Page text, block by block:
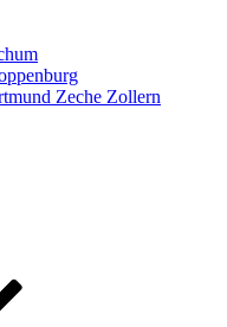
Zeche Zollern